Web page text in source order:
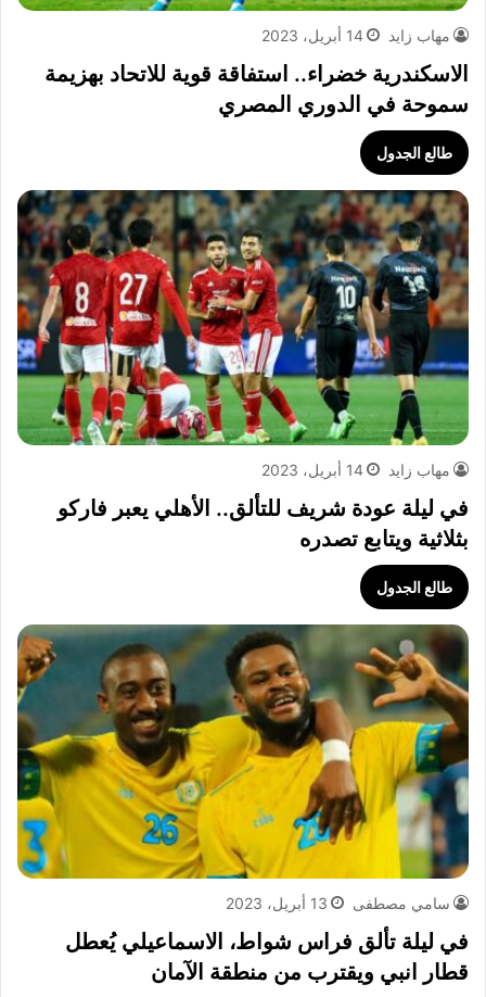
مهاب زايد 14 أبريل، 2023
الاسكندرية خضراء.. استفاقة قوية للاتحاد بهزيمة
سموحة في الدوري المصري
طالع الجدول
مهاب زايد 14 أبريل، 2023
في ليلة عودة شريف للتألق.. الأهلي يعبر فاركو
بثلاثية ويتابع تصدره
طالع الجدول
سامي مصطفى 13 أبريل، 2023
في ليلة تألق فراس شواط، الاسماعيلي يُعطل
قطار انبي ويقترب من منطقة الآمان